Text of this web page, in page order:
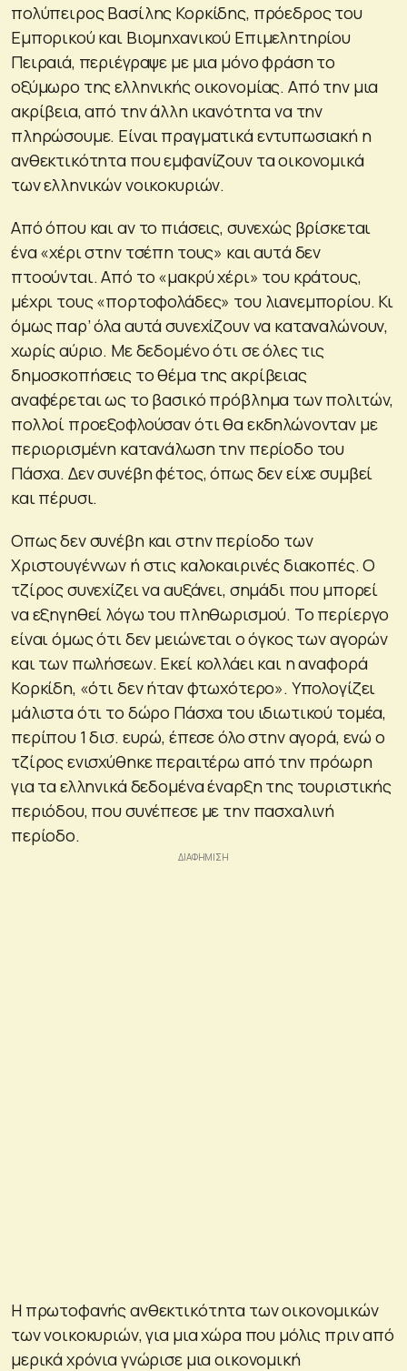
πολύπειρος Βασίλης Κορκίδης, πρόεδρος του
Εμπορικού και Βιομηχανικού Επιμελητηρίου
Πειραιά, περιέγραψε με μια μόνο φράση το
οξύμωρο της ελληνικής οικονομίας. Από την μια
ακρίβεια, από την άλλη ικανότητα να την
πληρώσουμε. Είναι πραγματικά εντυπωσιακή η
ανθεκτικότητα που εμφανίζουν τα οικονομικά
των ελληνικών νοικοκυριών.
Από όπου και αν το πιάσεις, συνεχώς βρίσκεται
ένα «χέρι στην τσέπη τους» και αυτά δεν
πτοούνται. Από το «μακρύ χέρι» του κράτους,
μέχρι τους «πορτοφολάδες» του λιανεμπορίου. Κι
όμως παρ’ όλα αυτά συνεχίζουν να καταναλώνουν,
χωρίς αύριο. Με δεδομένο ότι σε όλες τις
δημοσκοπήσεις το θέμα της ακρίβειας
αναφέρεται ως το βασικό πρόβλημα των πολιτών,
πολλοί προεξοφλούσαν ότι θα εκδηλώνονταν με
περιορισμένη κατανάλωση την περίοδο του
Πάσχα. Δεν συνέβη φέτος, όπως δεν είχε συμβεί
και πέρυσι.
Οπως δεν συνέβη και στην περίοδο των
Χριστουγέννων ή στις καλοκαιρινές διακοπές. Ο
τζίρος συνεχίζει να αυξάνει, σημάδι που μπορεί
να εξηγηθεί λόγω του πληθωρισμού. Το περίεργο
είναι όμως ότι δεν μειώνεται ο όγκος των αγορών
και των πωλήσεων. Εκεί κολλάει και η αναφορά
Κορκίδη, «ότι δεν ήταν φτωχότερο». Υπολογίζει
μάλιστα ότι το δώρο Πάσχα του ιδιωτικού τομέα,
περίπου 1 δισ. ευρώ, έπεσε όλο στην αγορά, ενώ ο
τζίρος ενισχύθηκε περαιτέρω από την πρόωρη
για τα ελληνικά δεδομένα έναρξη της τουριστικής
περιόδου, που συνέπεσε με την πασχαλινή
περίοδο.
Η πρωτοφανής ανθεκτικότητα των οικονομικών
των νοικοκυριών, για μια χώρα που μόλις πριν από
μερικά χρόνια γνώρισε μια οικονομική